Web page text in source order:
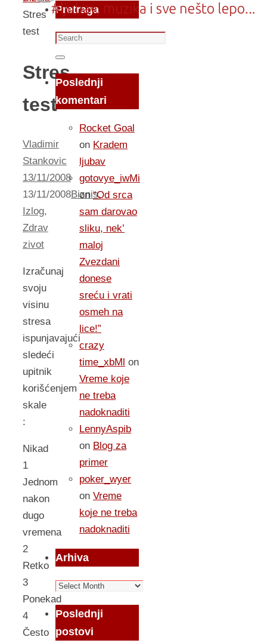
Stres
test
Stres
test
Vladimir
Stankovic
13/11/2008
13/11/2008Biznis,
Izlog,
Zdrav
zivot
Izračunaj
svoju
visinu
stresa
ispunjavajući
sledeći
upitnik
korišćenjem
skale
:
Nikad
1
Jednom
nakon
dugo
vremena
2
Retko
3
Ponekad
4
Često
Pretraga
Search
for:
Search
Poslednji
komentari
Rocket Goal
on Kradem
ljubav
gotovye_iwMi
on“Od srca
sam darovao
sliku, nek’
maloj
Zvezdani
donese
sreću i vrati
osmeh na
lice!”
crazy
time_xbMl on
Vreme koje
ne treba
nadoknaditi
LennyAspib
on Blog za
primer
poker_wyer
on Vreme
koje ne treba
nadoknaditi
Arhiva
Arhiva
Poslednji
postovi